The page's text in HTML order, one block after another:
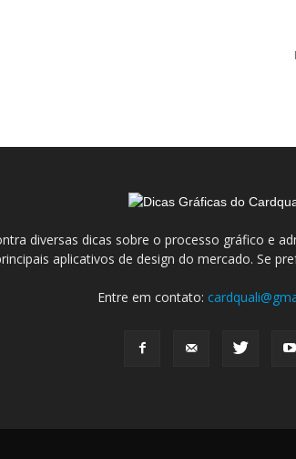
diversas dicas sobre o processo gráfico e
aplicativos de design do mercado. Se
Entre em contato: